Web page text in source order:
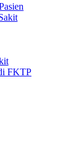
FKTP